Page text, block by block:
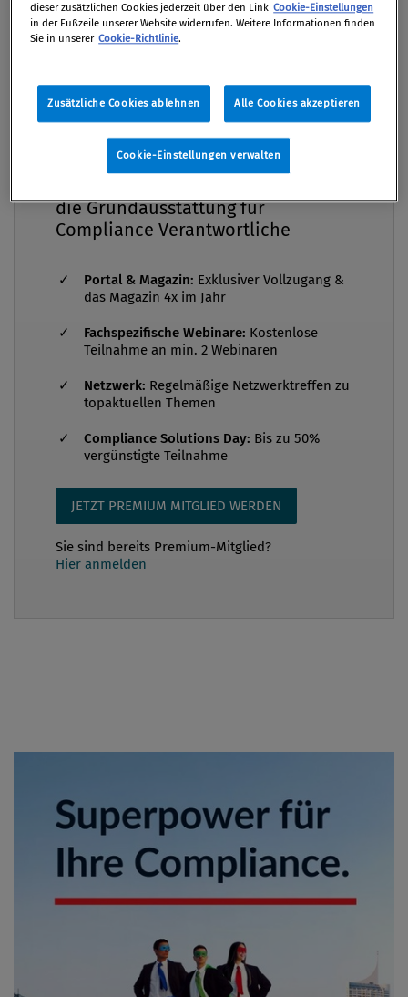
VonSvetlana Gandjova,Ilse Herndl LL.B. (WU),Mag.
3/2022
Umsetzungsentwurf der EU-Whistleblower-Richtline
(2019/1937/EU), das HSchG, veröffentlicht und das
im Rahmen des Begutachtungsverfahrens 62
Arbeiterkammer (AK), dem österreichischen
Industriellenvereinigung (IV), der
Wirtschaftskammer Österreich (WKÖ), dem
Dachverband der Sozialversicherungen (DSV), dem
Institut für Interne R...
Compliance Praxis Premium
die Grundausstattung für
Compliance Verantwortliche
Portal & Magazin: Exklusiver Vollzugang &
das Magazin 4x im Jahr
Fachspezifische Webinare: Kostenlose
Teilnahme an min. 2 Webinaren
Netzwerk: Regelmäßige Netzwerktreffen zu
topaktuellen Themen
Compliance Solutions Day: Bis zu 50%
vergünstigte Teilnahme
JETZT PREMIUM MITGLIED WERDEN
Sie sind bereits Premium-Mitglied?
Hier anmelden
dieser zusätzlichen Cookies jederzeit über den Link Cookie-Einstellungen
in der Fußzeile unserer Website widerrufen. Weitere Informationen finden
Sie in unserer Cookie-Richtlinie.
Zusätzliche Cookies ablehnen Alle Cookies akzeptieren
Cookie-Einstellungen verwalten